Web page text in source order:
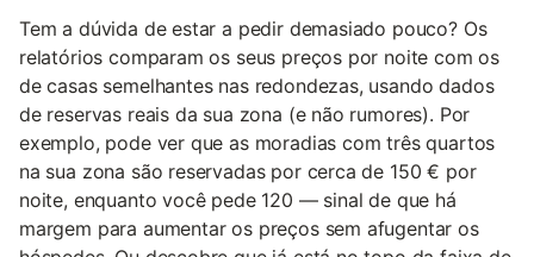
Tem a dúvida de estar a pedir demasiado pouco? Os
relatórios comparam os seus preços por noite com os
de casas semelhantes nas redondezas, usando dados
de reservas reais da sua zona (e não rumores). Por
exemplo, pode ver que as moradias com três quartos
na sua zona são reservadas por cerca de 150 € por
noite, enquanto você pede 120 — sinal de que há
margem para aumentar os preços sem afugentar os